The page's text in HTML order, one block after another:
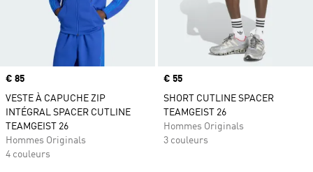
Prix
€ 85
VESTE À CAPUCHE ZIP
INTÉGRAL SPACER CUTLINE
TEAMGEIST 26
Hommes Originals
4 couleurs
Prix
€ 55
SHORT CUTLINE SPACER
TEAMGEIST 26
Hommes Originals
3 couleurs